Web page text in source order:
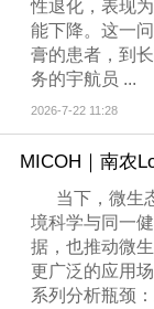
性退化，表现
能下降。这一
膏的患者，到
务的宇航员 ...
2026-7-22 11:28
当下，微生
境科学与同一
据，也推动微
更广泛的应用
系列分析瓶颈